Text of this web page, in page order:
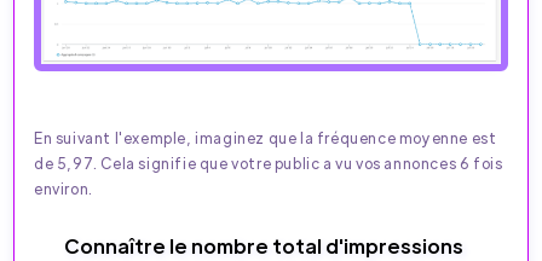
En suivant l'exemple, imaginez que la fréquence moyenne est
de 5,97. Cela signifie que votre public a vu vos annonces 6 fois
environ.
Connaître le nombre total d'impressions